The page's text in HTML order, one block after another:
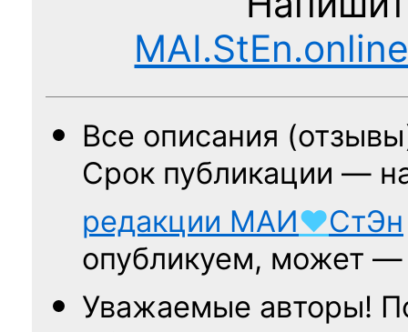
Все описания
Срок публикации —
редакции МАИ♥СтЭн
опубликуем, может
Уважаемые авторы!